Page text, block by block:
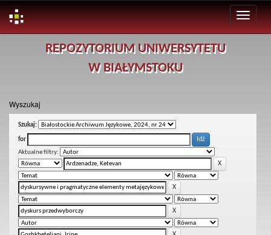
REPOZYTORIUM UNIWERSYTETU
W BIAŁYMSTOKU
Wyszukaj
Szukaj:
for
Aktualne filtry: